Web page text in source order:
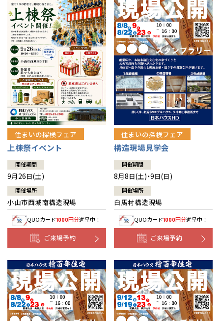
住まいの探検フェア
上棟祭イベント
開催期間
9月26日(土)
開催場所
小山市西城南構造現場
QUOカード1000円分進呈中！
ご来場予約
住まいの探検フェア
構造現場見学会
開催期間
8月8日(土)・9日(日)
開催場所
白馬村構造現場
QUOカード1000円分進呈中！
ご来場予約